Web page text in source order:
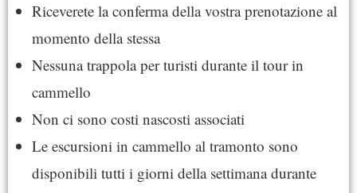
Riceverete la conferma della vostra prenotazione al
momento della stessa
Nessuna trappola per turisti durante il tour in
cammello
Non ci sono costi nascosti associati
Le escursioni in cammello al tramonto sono
disponibili tutti i giorni della settimana durante